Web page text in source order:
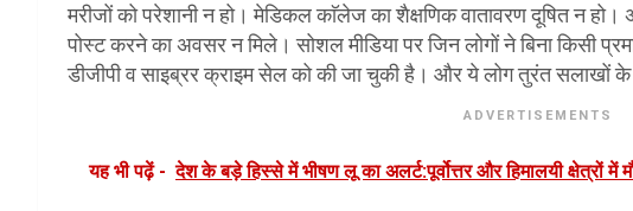
मरीजों को परेशानी न हो। मेडिकल काॅलेज का शैक्षणिक वातावरण दूषित न हो।
पोस्ट करने का अवसर न मिले। सोशल मीडिया पर जिन लोगों ने बिना किसी
डीजीपी व साइब्रर क्राइम सेल को की जा चुकी है। और ये लोग तुरंत सलाखों के
ADVERTISEMENTS
यह भी पढ़ें - देश के बड़े हिस्से में भीषण लू का अलर्ट:पूर्वोत्तर और हिमालयी क्षेत्रों में